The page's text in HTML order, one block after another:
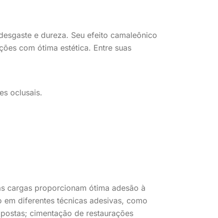
e dureza. Seu efeito camaleônico
com ótima estética. Entre suas
oclusais.
cargas proporcionam ótima adesão à
diferentes técnicas adesivas, como
cimentação de restaurações